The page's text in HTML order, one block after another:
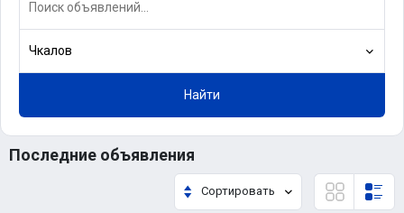
Чкалов
Найти
Последние объявления
Сортировать